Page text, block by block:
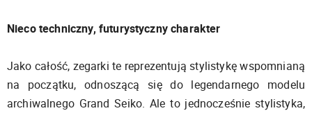
Nieco techniczny, futurystyczny charakter
Jako całość, zegarki te reprezentują stylistykę wspomnianą
na początku, odnoszącą się do legendarnego modelu
archiwalnego Grand Seiko. Ale to jednocześnie stylistyka,